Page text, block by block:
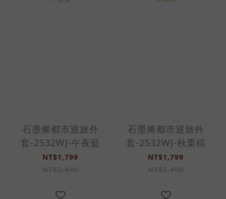
石墨烯都市巡旅外
套-2532WJ-午夜藍
NT$1,799
NT$2,490
石墨烯都市巡旅外
套-2532WJ-秋栗棕
NT$1,799
NT$2,490